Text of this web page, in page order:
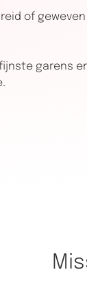
of
garens